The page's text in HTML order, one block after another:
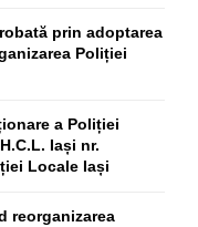
prin adoptarea
Poliției
a Poliției
Iași nr.
Locale Iași
reorganizarea